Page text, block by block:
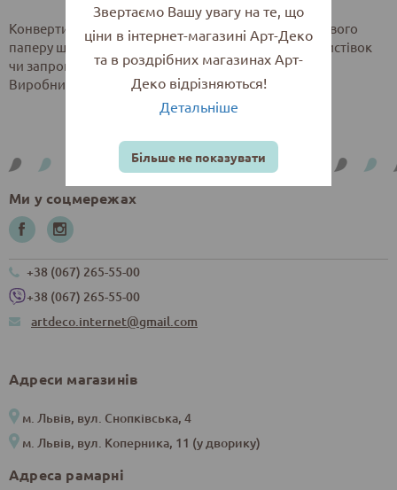
Конверти розміром 23х32 см, виготовлені з крафтового
паперу щільністю 90 г/м2. Підходять для грошей, листівок
чи запрошень
Виробник: Україна.
Ми у соцмережах
+38 (067) 265-55-00
+38 (067) 265-55-00
artdeco.internet@gmail.com
Адреси магазинів
м. Львів, вул. Снопківська, 4
м. Львів, вул. Коперника, 11 (у дворику)
Адреса рамарні
Звертаємо Вашу увагу на те, що
ціни в інтернет-магазині Арт-Деко
та в роздрібних магазинах Арт-
Деко відрізняються!
Детальніше
Більше не показувати